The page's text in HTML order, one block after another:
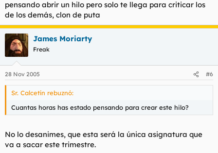
pensando abrir un hilo pero solo te llega para criticar los
de los demás, clon de puta
James Moriarty
Freak
28 Nov 2005 #6
Sr. Calcetín rebuznó:
Cuantas horas has estado pensando para crear este hilo?
No lo desanimes, que esta será la única asignatura que
va a sacar este trimestre.